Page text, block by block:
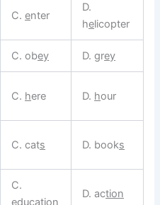
C.enter
D.
helicopter
C. obey D. grey
C. here D. hour
C. cats D. books
C.
education
D. action